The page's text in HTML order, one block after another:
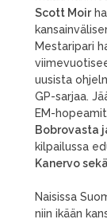
Scott Moir
Mestaripari
uusista
GP-sarjaa.
EM-
Bobrovasta
kilpailussa
Kanervo
Naisissa
niin ikään